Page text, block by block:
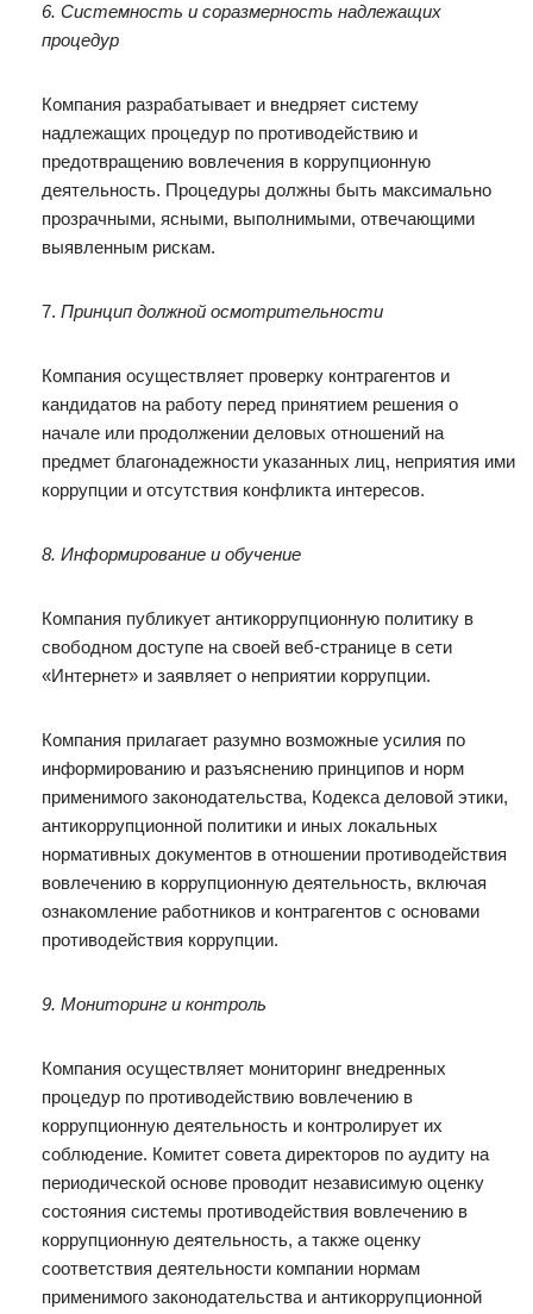
6. Системность и соразмерность надлежащих
процедур
Компания разрабатывает и внедряет систему
надлежащих процедур по противодействию и
предотвращению вовлечения в коррупционную
деятельность. Процедуры должны быть максимально
прозрачными, ясными, выполнимыми, отвечающими
выявленным рискам.
7. Принцип должной осмотрительности
Компания осуществляет проверку контрагентов и
кандидатов на работу перед принятием решения о
начале или продолжении деловых отношений на
предмет благонадежности указанных лиц, неприятия ими
коррупции и отсутствия конфликта интересов.
8. Информирование и обучение
Компания публикует антикоррупционную политику в
свободном доступе на своей веб-странице в сети
«Интернет» и заявляет о неприятии коррупции.
Компания прилагает разумно возможные усилия по
информированию и разъяснению принципов и норм
применимого законодательства, Кодекса деловой этики,
антикоррупционной политики и иных локальных
нормативных документов в отношении противодействия
вовлечению в коррупционную деятельность, включая
ознакомление работников и контрагентов с основами
противодействия коррупции.
9. Мониторинг и контроль
Компания осуществляет мониторинг внедренных
процедур по противодействию вовлечению в
коррупционную деятельность и контролирует их
соблюдение. Комитет совета директоров по аудиту на
периодической основе проводит независимую оценку
состояния системы противодействия вовлечению в
коррупционную деятельность, а также оценку
соответствия деятельности компании нормам
применимого законодательства и антикоррупционной